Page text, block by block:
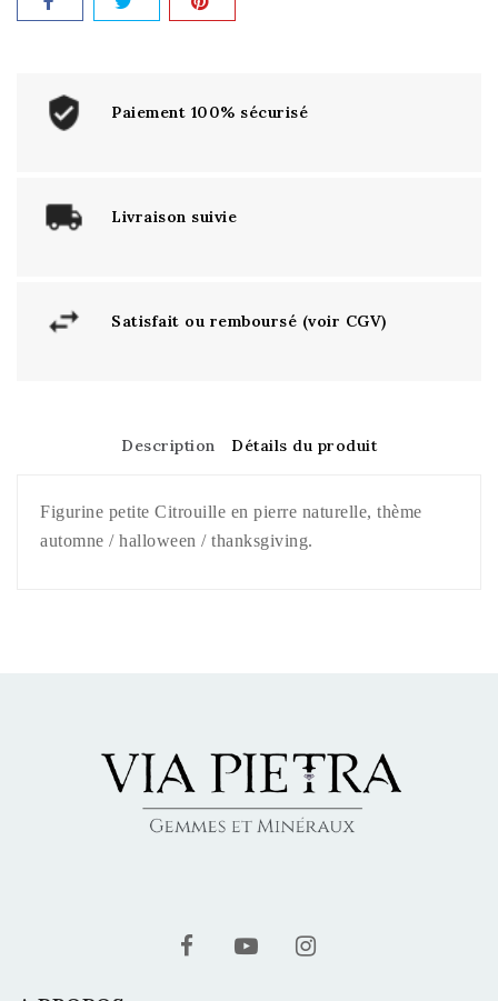
Paiement 100% sécurisé
Livraison suivie
Satisfait ou remboursé (voir CGV)
Description Détails du produit
Figurine petite Citrouille en pierre naturelle, thème
automne / halloween / thanksgiving.